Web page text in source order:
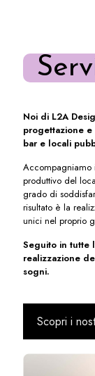
Noi di L2A
progettazione
bar e locali
Accompagniamo
produttivo del
grado di
risultato è la
unici nel proprio
Seguito in tutte
realizzazione
sogni.
Scopri i